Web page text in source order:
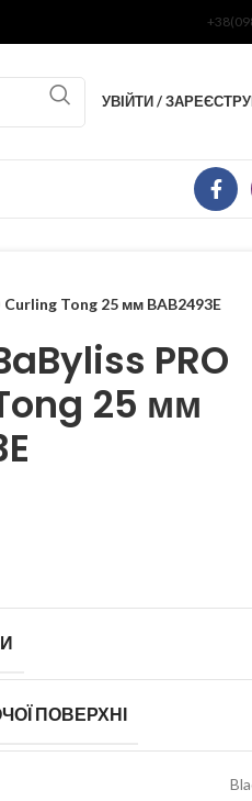
УВІЙТИ /
Tong 25 мм BAB2493E
PRO
25 мм
ПОВЕРХНІ